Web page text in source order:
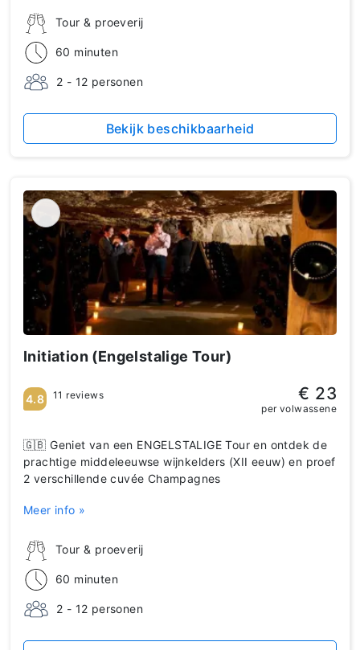
Tour & proeverij
60 minuten
2 - 12 personen
Bekijk beschikbaarheid
Initiation (Engelstalige Tour)
Tour & proeverij
60 minuten
2 - 12 personen
🇬🇧 Geniet van een ENGELSTALIGE Tour en ontdek de
prachtige middeleeuwse wijnkelders (XII eeuw) en proef
2 verschillende cuvée Champagnes
Meer info »
4.8 11 reviews € 23
per volwassene